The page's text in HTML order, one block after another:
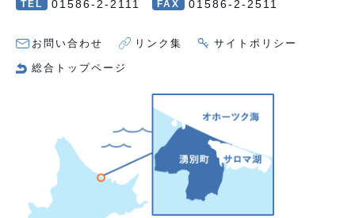
TEL 01586-2-2111 FAX 01586-2-2511
お問い合わせ リンク集 サイトポリシー
総合トップページ